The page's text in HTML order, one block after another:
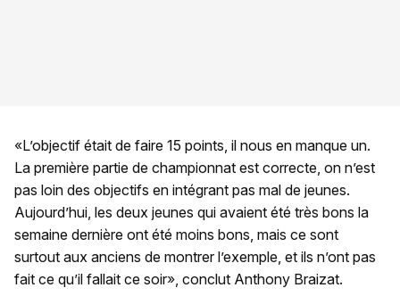
«L’objectif était de faire 15 points, il nous en manque un.
La première partie de championnat est correcte, on n’est
pas loin des objectifs en intégrant pas mal de jeunes.
Aujourd’hui, les deux jeunes qui avaient été très bons la
semaine dernière ont été moins bons, mais ce sont
surtout aux anciens de montrer l’exemple, et ils n’ont pas
fait ce qu’il fallait ce soir», conclut Anthony Braizat.